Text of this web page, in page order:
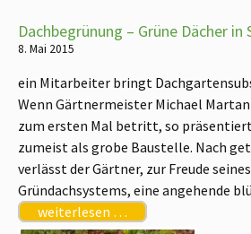
Dachbegrünung – Grüne Dächer
8. Mai 2015
ein Mitarbeiter bringt
Wenn Gärtnermeister Michael
zum ersten Mal betritt, so
zumeist als grobe Baustelle. Nach
verlässt der Gärtner, zur Freude
Gründachsystems, eine angehende
weiterlesen …